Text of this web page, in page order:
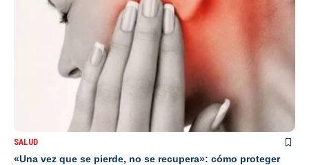
SALUD
«Una vez que se pierde, no se recupera»: cómo proteger